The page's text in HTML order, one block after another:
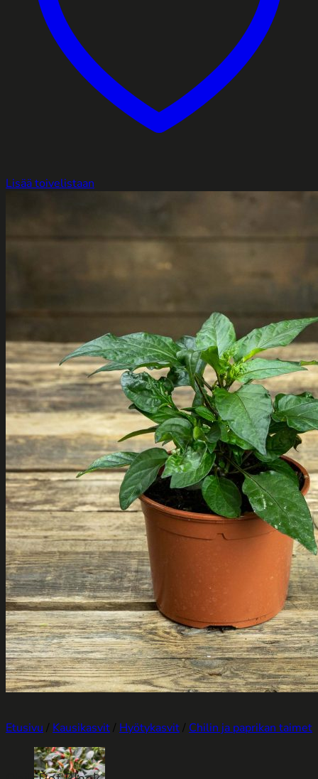
Lisää toivelistaan
Etusivu / Kausikasvit/ Hyötykasvit/ Chilin ja paprikan taimet